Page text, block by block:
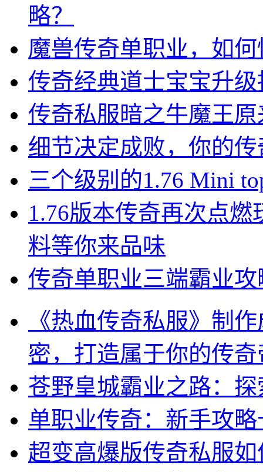
略？
魔兽传奇单职业，如
传奇经典道士宝宝升
传奇私服暗之牛魔王
细节决定成败，你的
三个级别的1.76 Mini
1.76版本传奇再次点
料等你来品味
传奇单职业三端霸业
《热血传奇私服》制
密，打造属于你的传奇
苍野皇城霸业之路：
单职业传奇：新手攻
超变高爆版传奇私服